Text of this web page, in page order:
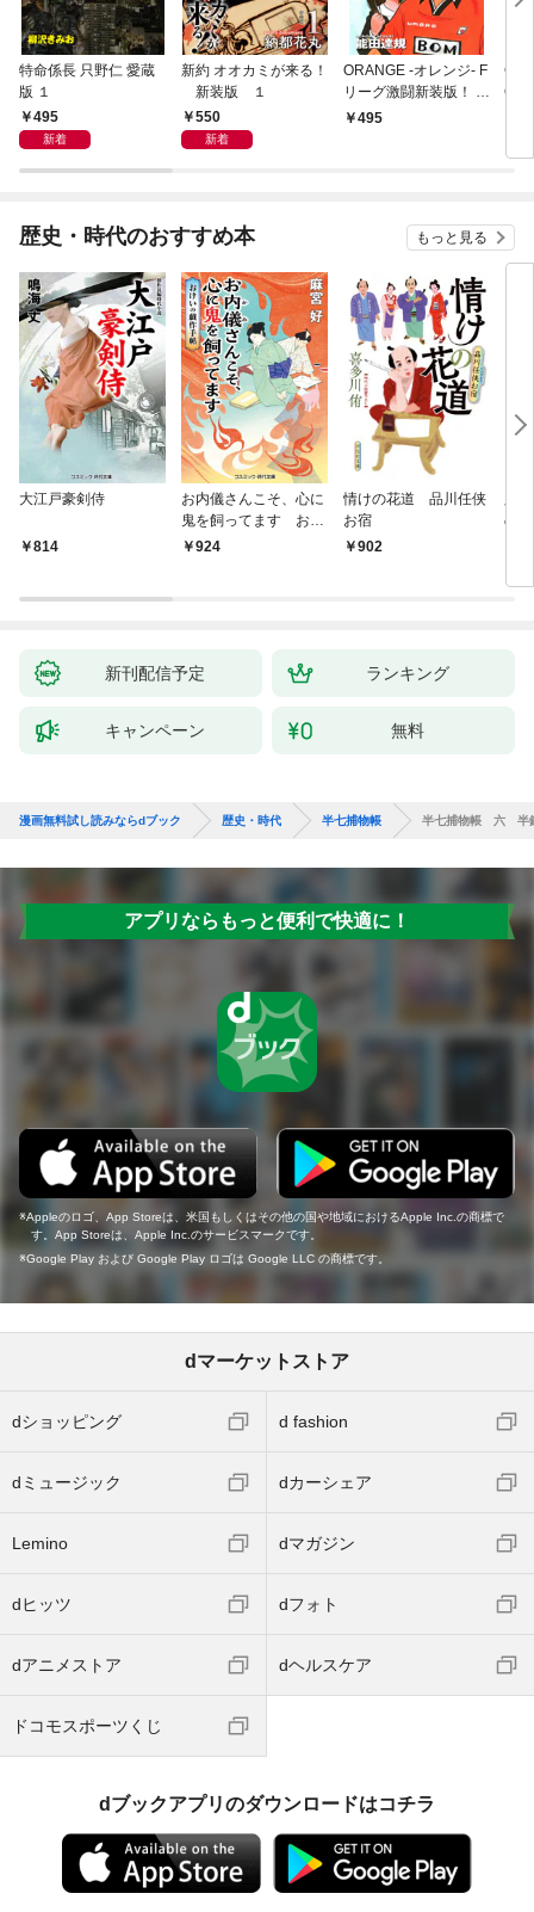
特命係長 只野仁 愛蔵
版 １
495
新着
新約 オオカミが来る！
新装版 １
550
新着
ORANGE -オレンジ- F
リーグ激闘新装版！ 第
１巻495
歴史・時代のおすすめ本 もっと見る
大江戸豪剣侍
814
お内儀さんこそ、心に
鬼を飼ってます おけ
いの戯作手帖
924
情けの花道 品川任侠
お宿
902
の
新刊配信予定 ランキング
キャンペーン 無料
漫画無料試し読みならdブック 歴史・時代 半七捕物帳 半七捕物帳 六 半
アプリならもっと便利で快適に！
Appleのロゴ、App Storeは、米国もしくはその他の国や地域におけるApple Inc.の商標で
す。App Storeは、Apple Inc.のサービスマークです。
Google Play および Google Play ロゴは Google LLC の商標です。
dマーケットストア
dショッピング d fashion
dミュージック dカーシェア
Lemino dマガジン
dヒッツ dフォト
dアニメストア dヘルスケア
ドコモスポーツくじ
dブックアプリのダウンロードはコチラ